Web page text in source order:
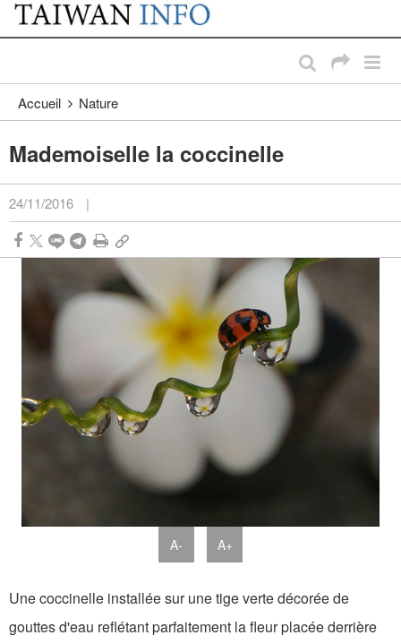
Passer au contenu principal
:::
Accueil Nature
Mademoiselle la coccinelle
24/11/2016 |
A- A+
Une coccinelle installée sur une tige verte décorée de
gouttes d'eau reflétant parfaitement la fleur placée derrière